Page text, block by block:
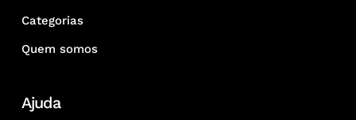
Categorias
Quem somos
Ajuda